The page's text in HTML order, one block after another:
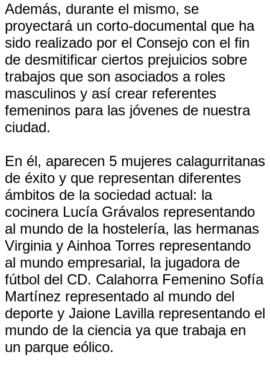
Además, durante el mismo, se
proyectará un corto-documental que ha
sido realizado por el Consejo con el fin
de desmitificar ciertos prejuicios sobre
trabajos que son asociados a roles
masculinos y así crear referentes
femeninos para las jóvenes de nuestra
ciudad.
En él, aparecen 5 mujeres calagurritanas
de éxito y que representan diferentes
ámbitos de la sociedad actual: la
cocinera Lucía Grávalos representando
al mundo de la hostelería, las hermanas
Virginia y Ainhoa Torres representando
al mundo empresarial, la jugadora de
fútbol del CD. Calahorra Femenino Sofía
Martínez representado al mundo del
deporte y Jaione Lavilla representando el
mundo de la ciencia ya que trabaja en
un parque eólico.